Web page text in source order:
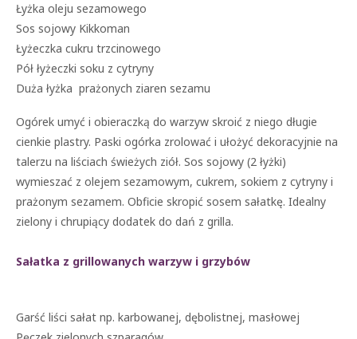
Łyżka oleju sezamowego
Sos sojowy Kikkoman
Łyżeczka cukru trzcinowego
Pół łyżeczki soku z cytryny
Duża łyżka prażonych ziaren sezamu
Ogórek umyć i obieraczką do warzyw skroić z niego długie
cienkie plastry. Paski ogórka zrolować i ułożyć dekoracyjnie na
talerzu na liściach świeżych ziół. Sos sojowy (2 łyżki)
wymieszać z olejem sezamowym, cukrem, sokiem z cytryny i
prażonym sezamem. Obficie skropić sosem sałatkę. Idealny
zielony i chrupiący dodatek do dań z grilla.
Sałatka z grillowanych warzyw i grzybów
Garść liści sałat np. karbowanej, dębolistnej, masłowej